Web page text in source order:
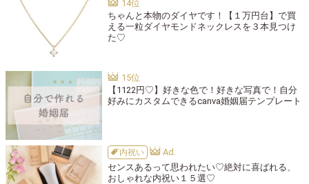
ちゃんと本物のダイヤです！【１万円台】で買
える一粒ダイヤモンドネックレスを３本見つけ
た♡
【1122円♡】好きな色で！好きな写真で！自分
好みにカスタムできるcanva婚姻届テンプレート
内祝い
センスあるって思われたい♡絶対に喜ばれる、
おしゃれな内祝い１５選♡